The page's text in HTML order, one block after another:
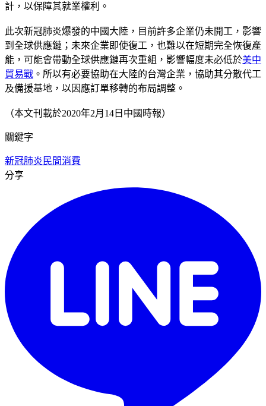
計，以保障其就業權利。
此次新冠肺炎爆發的中國大陸，目前許多企業仍未開工，影響
到全球供應鏈；未來企業即使復工，也難以在短期完全恢復產
能，可能會帶動全球供應鏈再次重組，影響幅度未必低於美中
貿易戰 。所以有必要協助在大陸的台灣企業，協助其分散代工
及備援基地，以因應訂單移轉的布局調整。
（本文刊載於2020年2月14日中國時報）
關鍵字
新冠肺炎 民間消費
分享